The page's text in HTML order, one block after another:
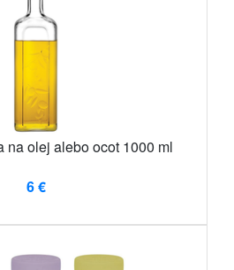
na olej alebo ocot 1000 ml
6 €